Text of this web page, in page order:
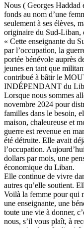
‎Nous ( Georges Haddad
fonds au nom d’une
seulement à ses élèves,
originaire du Sud-Liban,
‎« Cette enseignante du
par l’occupation, la
portée bénévole auprès
jeunes en tant que
contribué à bâtir le
INDÉPENDANT du
‎Lorsque nous sommes
novembre 2024 pour
familles dans le besoin,
maison, chaleureuse et
guerre est revenue en
été détruite. Elle avait
l’occupation.
dollars par mois, une
économique du Liban.
Elle continue de vivre
autres qu’elle soutient.
‎Voilà la femme pour qui
une enseignante, une
toute une vie à donner,
nous, s’il vous plaît, à